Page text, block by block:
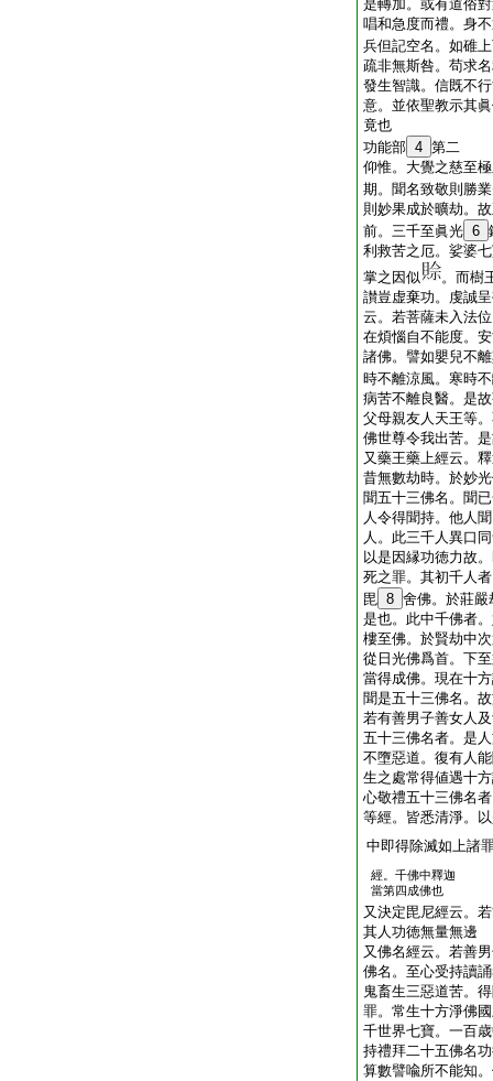
是轉加。或有道俗
唱和急度而禮。身
兵但記空名。如碓
疏非無斯咎。苟求
發生智識。信既不
意。並依聖教示其
竟也
功能部 4 第二
仰惟。大覺之慈至
期。聞名致敬則勝
則妙果成於曠劫。
前。三千至眞光 6
利救苦之厄。娑婆
掌之因似
。而樹
讃豈虚棄功。虔誠
云。若菩薩未入法
在煩惱自不能度。
諸佛。譬如嬰兒不
時不離涼風。寒時
病苦不離良醫。是
父母親友人天王等
佛世尊令我出苦。
又藥王藥上經云。
昔無數劫時。於妙
聞五十三佛名。聞
人令得聞持。他人
人。此三千人異口
以是因縁功徳力故
死之罪。其初千人
毘 8 舍佛。於莊嚴
是也。此中千佛者
樓至佛。於賢劫中
從日光佛爲首。下
當得成佛。現在十
聞是五十三佛名。
若有善男子善女人
五十三佛名者。是
不墮惡道。復有人
生之處常得値遇十
心敬禮五十三佛名
等經。皆悉清淨。
中即得除滅如上諸
經。千佛中釋迦
當第四成佛也
又決定毘尼經云。
其人功徳無量無邊
又佛名經云。若善
佛名。至心受持讀
鬼畜生三惡道苦。
罪。常生十方淨佛
千世界七寶。一百
持禮拜二十五佛名
算數譬喩所不能知